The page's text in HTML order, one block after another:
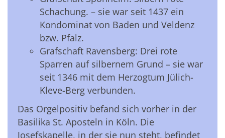
Schachung. – sie war seit 1437 ein
Kondominat von Baden und Veldenz
bzw. Pfalz.
Grafschaft Ravensberg: Drei rote
Sparren auf silbernem Grund – sie war
seit 1346 mit dem Herzogtum Jülich-
Kleve-Berg verbunden.
Das Orgelpositiv befand sich vorher in der
Basilika St. Aposteln in Köln. Die
Josefskapelle, in der sie nun steht, befindet